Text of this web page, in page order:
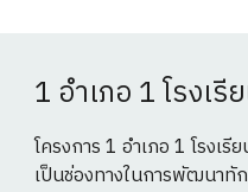
1 อำเภอ 1 โรงเ
โครงการ 1 อำเภอ 1 โรง
เป็นช่องทางในการพัฒนาทั